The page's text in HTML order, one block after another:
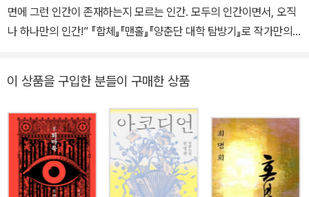
면에 그런 인간이 존재하는지 모르는 인간. 모두의 인간이면서, 오직
나 하나만의 인간!” 『합체』『맨홀』『양춘단 대학 탐방기』로 작가만의
위해 반복될 수밖에 없는 숙명적인 사건들까지 너무나 견고하고 탄탄
해서 3천매나 되는 분량이 무색할 정도로 속도감 있게 읽힌다. 완전
히 새롭고 낯선 세계를 그리고 있지만 비현실적이지 않고, 계급사회
로 회귀한 미래를 보는 것처럼 삭막하게 느껴지다가도 고풍스러운 배
경과 캐릭터들의 우아한 분위기 덕에 클래식 한편을 읽는 듯 아련한
기분이 들기도 한다. 또한 한 인물의 죽음을 둘러싼 진실을 밝혀나가
이 상품을 구입한 분들이 구매한 상품